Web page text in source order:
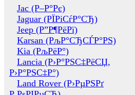
Jac (Р–Р°Рє)
Jaguar (РЇРіСѓР°СЂ)
Jeep (Р”Р¶РёРї)
Karsan (РљР°СЂСЃР°РЅ)
Kia (РљРёР°)
Lancia (Р›Р°РЅС‡РёСЏ,
Р›Р°РЅС‡Р°)
Land Rover (Р›РµРЅРґ